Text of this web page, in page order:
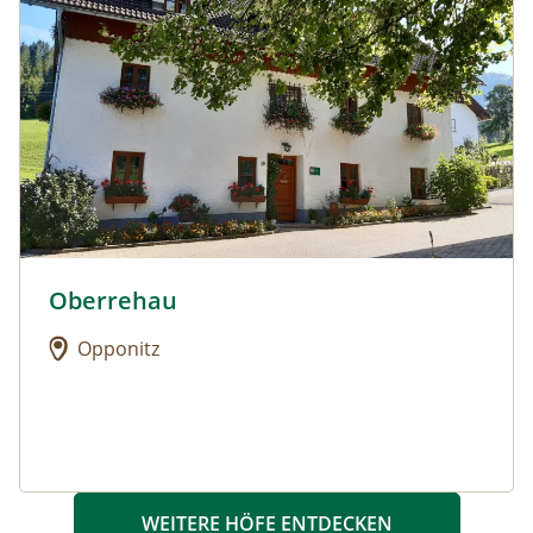
Urlaub am Bauernhof: Oberrehau
Oberrehau
Opponitz
WEITERE HÖFE ENTDECKEN